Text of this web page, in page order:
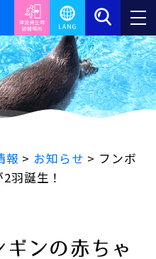
報 > お知らせ > フンボ
羽誕生！
ギンの赤ちゃ